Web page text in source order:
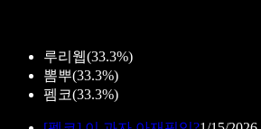
루리웹(33.3%)
뽐뿌(33.3%)
펨코(33.3%)